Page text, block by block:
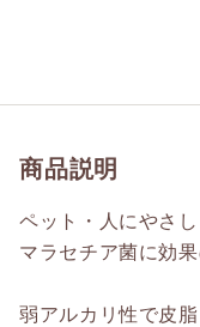
商品説明
ペット・人にやさ
マラセチア菌に効
弱アルカリ性で皮